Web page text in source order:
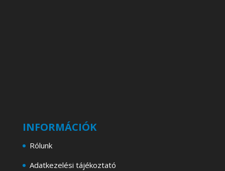
INFORMÁCIÓK
Rólunk
Adatkezelési tájékoztató